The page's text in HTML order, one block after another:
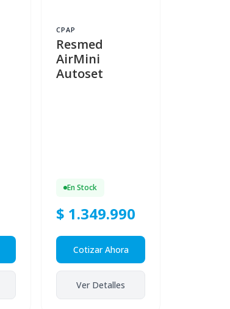
CPAP
Resmed
AirMini
Autoset
En Stock
$ 1.349.990
Cotizar Ahora
Ver Detalles